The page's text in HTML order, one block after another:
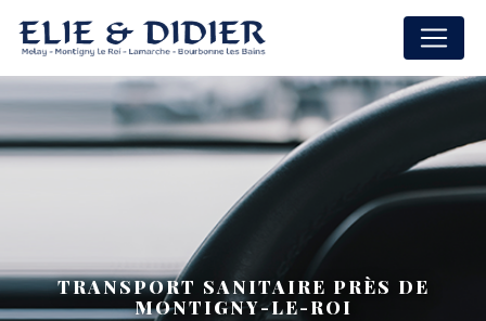
TRANSPORT SANITAIRE PRÈS DE
MONTIGNY-LE-ROI